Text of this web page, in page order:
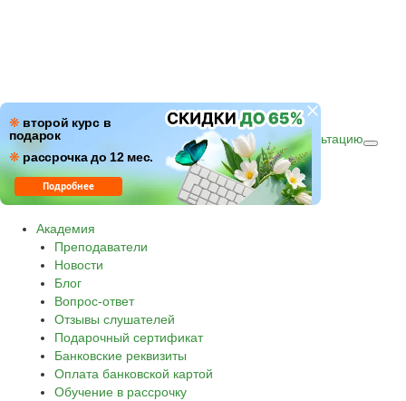
❋ второй курс в
подарок
❋ рассрочка до 12 мес.
Подробнее 8 800 500-30-45
ПН–ПТ: c 09:00 до 18:00
СБ–ВС: с 10:00 до 16:00 по (МСК)
Звонок по России бесплатный.
Получить консультацию
Академия
Преподаватели
Новости
Блог
Вопрос-ответ
Отзывы слушателей
Подарочный сертификат
Банковские реквизиты
Оплата банковской картой
Обучение в рассрочку